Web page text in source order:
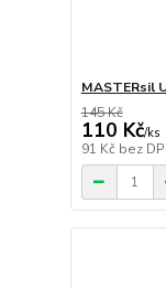
MASTERsil
145 Kč
110 Kč/ks
91 Kč bez